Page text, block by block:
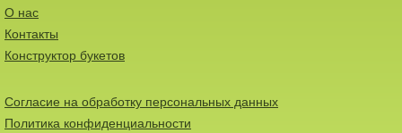
О нас
Контакты
Конструктор букетов
Согласие на обработку персональных данных
Политика конфиденциальности